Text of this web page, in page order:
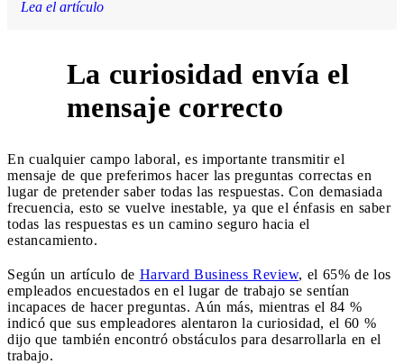
Lea el artículo
La curiosidad envía el
mensaje correcto
En cualquier campo laboral, es importante transmitir el
mensaje de que preferimos hacer las preguntas correctas en
lugar de pretender saber todas las respuestas. Con demasiada
frecuencia, esto se vuelve inestable, ya que el énfasis en saber
todas las respuestas es un camino seguro hacia el
estancamiento.
Según un artículo de Harvard Business Review, el 65% de los
empleados encuestados en el lugar de trabajo se sentían
incapaces de hacer preguntas. Aún más, mientras el 84 %
indicó que sus empleadores alentaron la curiosidad, el 60 %
dijo que también encontró obstáculos para desarrollarla en el
trabajo.